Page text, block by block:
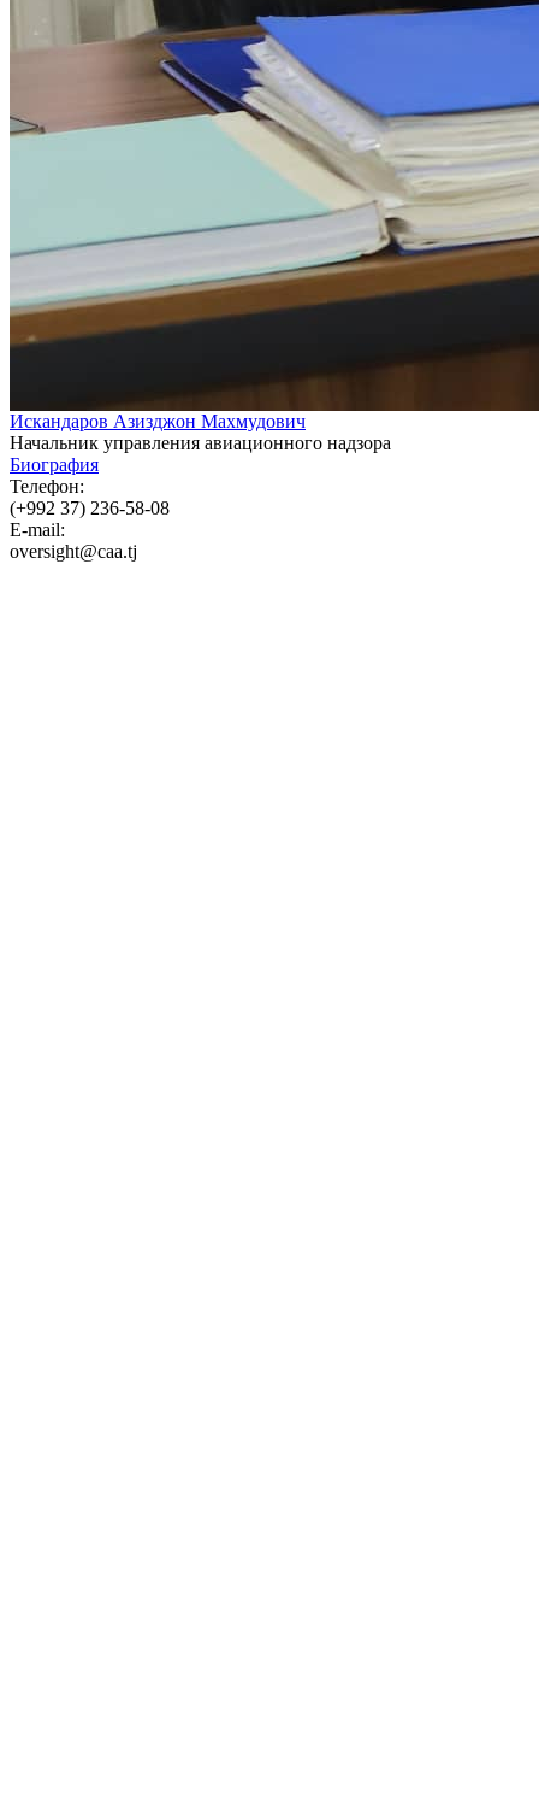
Искандаров Азизджон Махмудович
Начальник управления авиационного надзора
Биография
Телефон:
(+992 37) 236-58-08
E-mail:
oversight@caa.tj